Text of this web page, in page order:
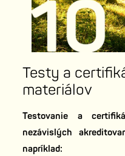
Testy a
materiálov
Testovanie a
nezávislých
napríklad: